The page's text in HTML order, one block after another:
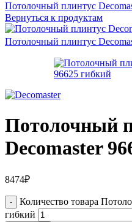
Потолочный плинтус
Вернуться к продуктам
Потолочный плинтус
Потолочный
Decomaster
8474₽
Количество товара
гибкий